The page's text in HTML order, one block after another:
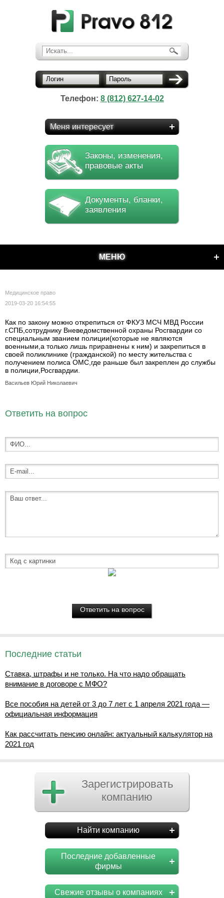
Искать...
Логин Пароль
Телефон: 8 (812) 627-14-02
Меня интересует
Законы, изменения,
правовые акты
Документы, бланки,
заявления
МЕНЮ
Медицинское право
2019-03-20 16:54:55
Как по закону можно открепиться от ФКУЗ МСЧ МВД России
г.СПБ,сотруднику Вневедомственной охраны Росгвардии со
специальным званием полиции(которые не являются
военными,а только лишь приравнены к ним) и закрепиться в
своей поликлинике (гражданской) по месту жительства с
получением полиса ОМС,где раньше был закреплен до службы
в полиции,Росгвардии.
Васильев Юрий Николаевич
Ответить на вопрос
Последние статьи
Ставка, штрафы и не только. На что надо обращать
внимание в договоре с МФО?
Все пособия на детей от 3 до 7 лет с 1 апреля 2021 года —
официальная информация
Как рассчитать пенсию онлайн: актуальный калькулятор на
2021 год
Зарегистрировать
компанию
Найти компанию
Последние добавленные
фирмы
Свежие отзывы о компаниях